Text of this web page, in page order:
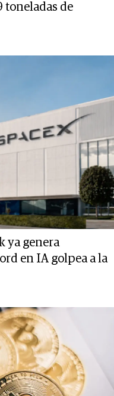
toneladas de
ya genera
en IA golpea a la